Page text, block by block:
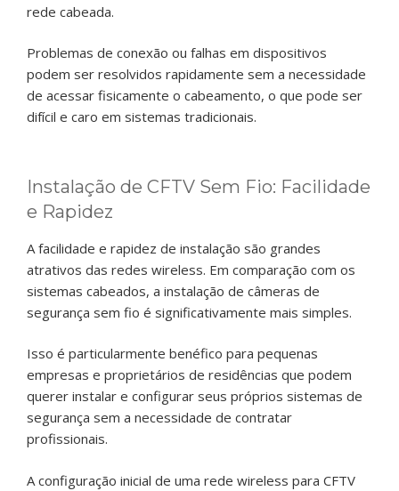
rede cabeada.
Problemas de conexão ou falhas em dispositivos
podem ser resolvidos rapidamente sem a necessidade
de acessar fisicamente o cabeamento, o que pode ser
difícil e caro em sistemas tradicionais.
Instalação de CFTV Sem Fio: Facilidade
e Rapidez
A facilidade e rapidez de instalação são grandes
atrativos das redes wireless. Em comparação com os
sistemas cabeados, a instalação de câmeras de
segurança sem fio é significativamente mais simples.
Isso é particularmente benéfico para pequenas
empresas e proprietários de residências que podem
querer instalar e configurar seus próprios sistemas de
segurança sem a necessidade de contratar
profissionais.
A configuração inicial de uma rede wireless para CFTV